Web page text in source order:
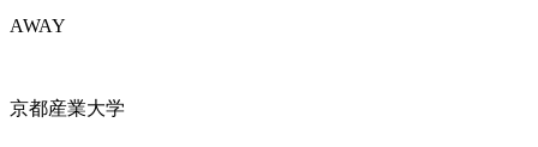
AWAY
京都産業大学